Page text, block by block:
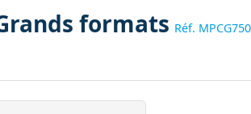
formats Réf. MPCG750